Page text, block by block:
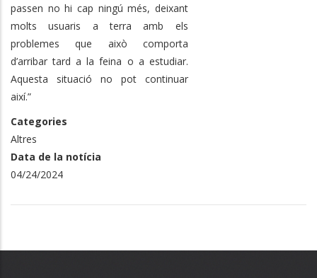
passen no hi cap ningú més, deixant
molts usuaris a terra amb els
problemes que això comporta
d’arribar tard a la feina o a estudiar.
Aquesta situació no pot continuar
així.”
Categories
Altres
Data de la notícia
04/24/2024